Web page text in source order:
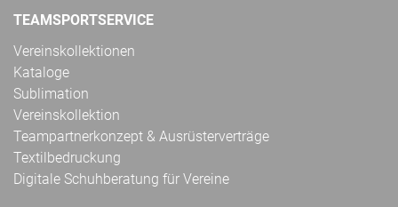
TEAMSPORTSERVICE
Vereinskollektionen
Kataloge
Sublimation
Vereinskollektion
Teampartnerkonzept & Ausrüsterverträge
Textilbedruckung
Digitale Schuhberatung für Vereine